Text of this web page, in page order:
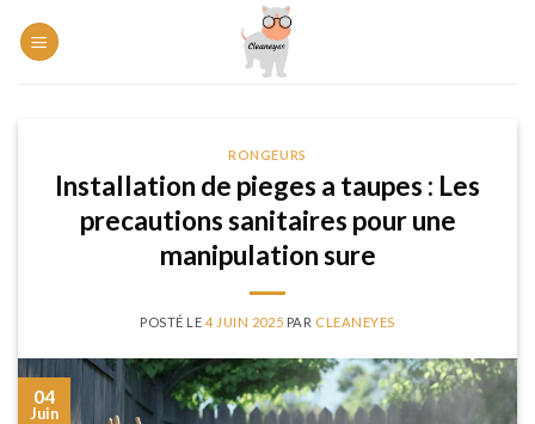
RONGEURS
Installation de pieges a taupes : Les
precautions sanitaires pour une
manipulation sure
POSTÉ LE 4 JUIN 2025 PAR CLEANEYES
04
Juin